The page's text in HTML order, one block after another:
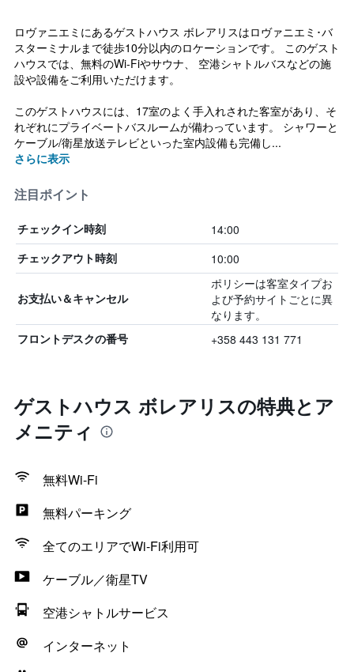
ロヴァニエミにあるゲストハウス ボレアリスはロヴァニエミ･バ
スターミナルまで徒歩10分以内のロケーションです。 このゲスト
ハウスでは、無料のWi-Fiやサウナ、 空港シャトルバスなどの施
設や設備をご利用いただけます。
このゲストハウスには、17室のよく手入れされた客室があり、そ
れぞれにプライベートバスルームが備わっています。 シャワーと
ケーブル/衛星放送テレビといった室内設備も完備し...
さらに表示
注目ポイント
チェックイン時刻 14:00
チェックアウト時刻 10:00
お支払い＆キャンセル
ポリシーは客室タイプお
よび予約サイトごとに異
なります。
フロントデスクの番号 +358 443 131 771
ゲストハウス ボレアリスの特典とア
メニティ
無料Wi-Fi
無料パーキング
全てのエリアでWi-Fi利用可
ケーブル／衛星TV
空港シャトルサービス
インターネット